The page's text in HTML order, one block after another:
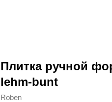
Плитка ручной
lehm-bunt
Roben